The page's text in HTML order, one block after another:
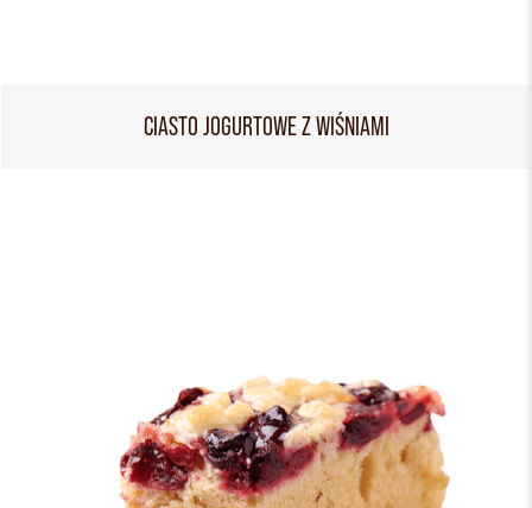
CIASTO JOGURTOWE Z WIŚNIAMI